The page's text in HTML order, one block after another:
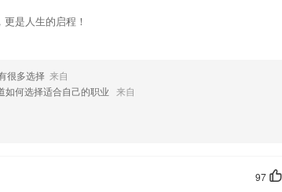
试轻松过
是人生的启程！
很多选择 来自
如何选择适合自己的职业 来自
97